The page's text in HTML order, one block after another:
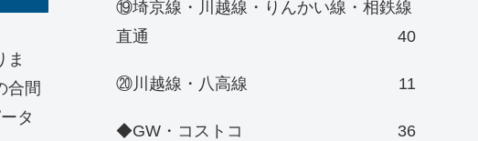
ま
合間
タ
⑲埼京線・川越線・りんかい線・相鉄線
直通
40
⑳川越線・八高線 11
◆GW・コストコ 36